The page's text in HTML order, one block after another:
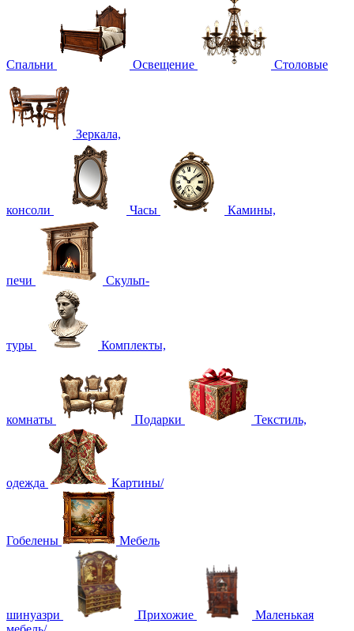
Спальни Освещение Столовые
Зеркала,
консоли Часы Камины,
печи Скульп-
туры Комплекты,
комнаты Подарки Текстиль,
одежда Картины/
Гобелены Мебель
шинуазри Прихожие
Маленькая